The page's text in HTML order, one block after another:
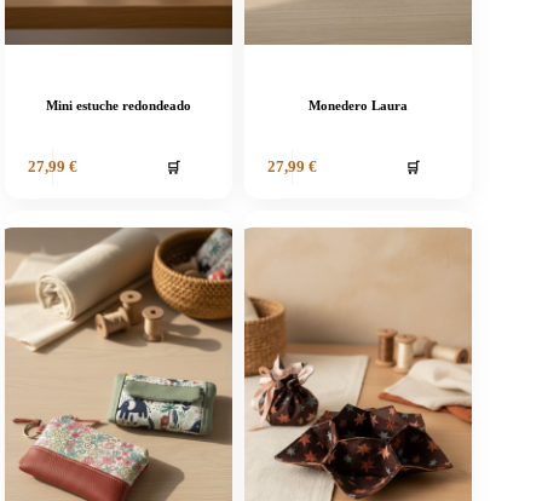
Mini estuche redondeado
27,99 € 🛒
Monedero Laura
27,99 € 🛒